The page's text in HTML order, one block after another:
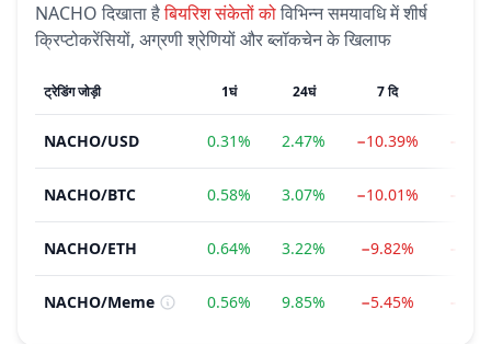
NACHO दिखाता हैबियरिशसंकेतों कोविभिन्न समयावधि में शीर्ष
क्रिप्टोकरेंसियों, अग्रणी श्रेणियों और ब्लॉकचेन के खिलाफ
ट्रेडिंग जोड़ी 1घं 24घं 7 दि
NACHO/USD 0.31% 2.47% −10.39%
NACHO/BTC 0.58% 3.07% −10.01%
NACHO/ETH 0.64% 3.22% −9.82%
NACHO/Meme 0.56% 9.85% −5.45%